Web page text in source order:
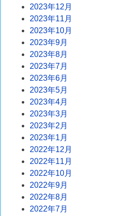
2023年12月
2023年11月
2023年10月
2023年9月
2023年8月
2023年7月
2023年6月
2023年5月
2023年4月
2023年3月
2023年2月
2023年1月
2022年12月
2022年11月
2022年10月
2022年9月
2022年8月
2022年7月